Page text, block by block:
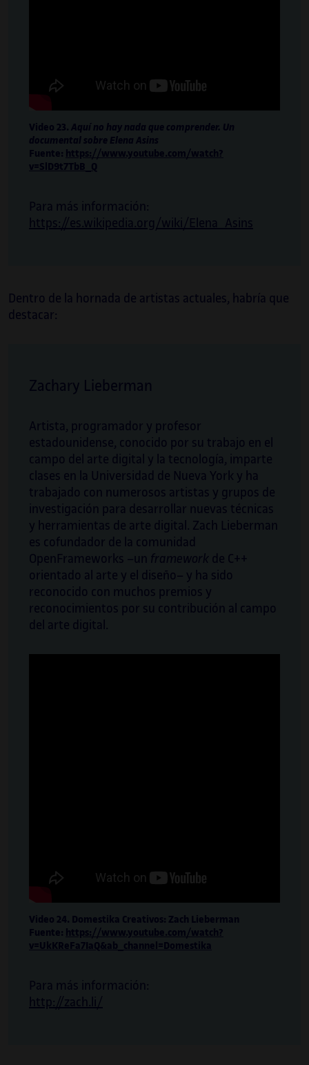
Video 23. Aquí no hay nada que comprender. Un
documental sobre Elena Asins
Fuente: https://www.youtube.com/watch?
v=SlD9t7TbB_Q
Para más información:
https://es.wikipedia.org/wiki/Elena_Asins
Dentro de la hornada de artistas actuales, habría que
destacar:
Zachary Lieberman
Artista, programador y profesor
estadounidense, conocido por su trabajo en el
campo del arte digital y la tecnología, imparte
clases en la Universidad de Nueva York y ha
trabajado con numerosos artistas y grupos de
investigación para desarrollar nuevas técnicas
y herramientas de arte digital. Zach Lieberman
es cofundador de la comunidad
OpenFrameworks –un framework de C++
orientado al arte y el diseño– y ha sido
reconocido con muchos premios y
reconocimientos por su contribución al campo
del arte digital.
Video 24. Domestika Creativos: Zach Lieberman
Fuente: https://www.youtube.com/watch?
v=UkKReFa7IaQ&ab_channel=Domestika
Para más información:
http://zach.li/